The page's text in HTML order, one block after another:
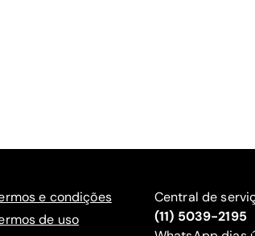
e condições
de uso
Central de
(11) 5039-2195